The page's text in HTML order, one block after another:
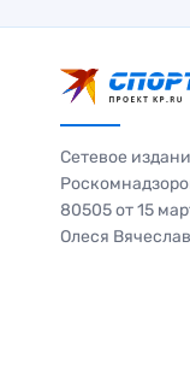
Сетевое
80505 от 15
Олеся